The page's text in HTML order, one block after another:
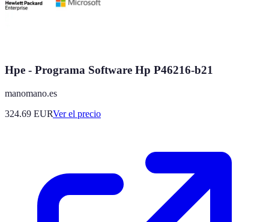
Hpe - Programa Software Hp P46216-b21
manomano.es
324.69 EURVer el precio